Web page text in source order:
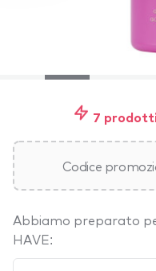
7
Codice
Abbiamo preparato
HAVE: